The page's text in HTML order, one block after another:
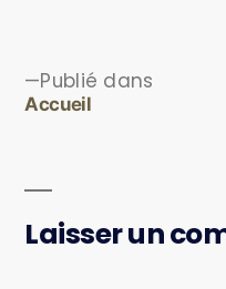
Publié dans
Accueil
Laisser un